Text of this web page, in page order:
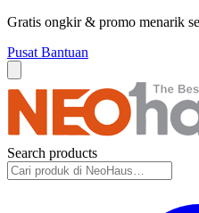
Gratis ongkir & promo menarik
Pusat Bantuan
Search products